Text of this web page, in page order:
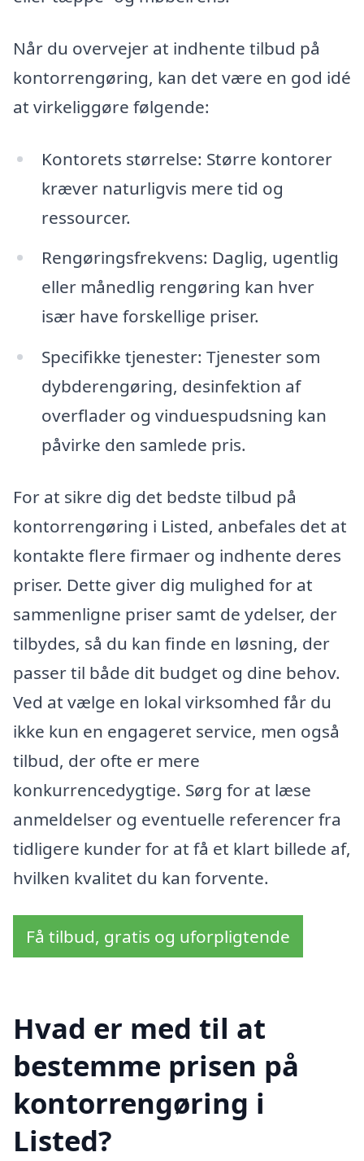
Når du overvejer at indhente tilbud på
kontorrengøring, kan det være en god idé
at virkeliggøre følgende:
Kontorets størrelse: Større kontorer
kræver naturligvis mere tid og
ressourcer.
Rengøringsfrekvens: Daglig, ugentlig
eller månedlig rengøring kan hver
især have forskellige priser.
Specifikke tjenester: Tjenester som
dybderengøring, desinfektion af
overflader og vinduespudsning kan
påvirke den samlede pris.
For at sikre dig det bedste tilbud på
kontorrengøring i Listed, anbefales det at
kontakte flere firmaer og indhente deres
priser. Dette giver dig mulighed for at
sammenligne priser samt de ydelser, der
tilbydes, så du kan finde en løsning, der
passer til både dit budget og dine behov.
Ved at vælge en lokal virksomhed får du
ikke kun en engageret service, men også
tilbud, der ofte er mere
konkurrencedygtige. Sørg for at læse
anmeldelser og eventuelle referencer fra
tidligere kunder for at få et klart billede af,
hvilken kvalitet du kan forvente.
Få tilbud, gratis og uforpligtende
Hvad er med til at
bestemme prisen på
kontorrengøring i
Listed?